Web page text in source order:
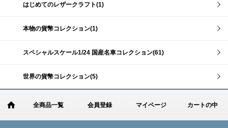
はじめてのレザークラフト(1)
本物の貨幣コレクション(1)
スペシャルスケール1/24 国産名車コレクション(61)
世界の貨幣コレクション(5)
全商品一覧 会員登録 マイページ カートの中